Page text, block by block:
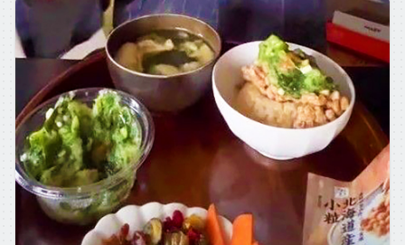
乾物・海苔・トッピング
カップ麺・ジャンク・コラボ
魚介・肉のせ
ごはん・主食もの
お取り寄せ・銘柄・ご当地